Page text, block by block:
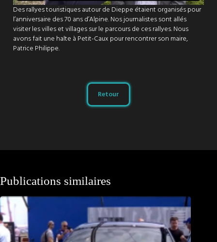
Des rallyes touristiques autour de Dieppe étaient organisés pour
l’anniversaire des 70 ans d’Alpine. Nos journalistes sont allés
visiter les villes et villages sur le parcours de ces rallyes. Nous
avons fait une halte à Petit-Caux pour rencontrer son maire,
Patrice Philippe.
Retour
Publications similaires